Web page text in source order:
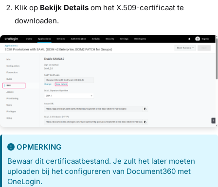
Klik op Bekijk Details om het X.509-certificaat te
downloaden.
OPMERKING
Bewaar dit certificaatbestand. Je zult het later moeten
uploaden bij het configureren van Document360 met
OneLogin.